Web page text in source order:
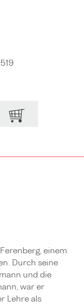
einem
Durch seine
und die
war er
Lehre als